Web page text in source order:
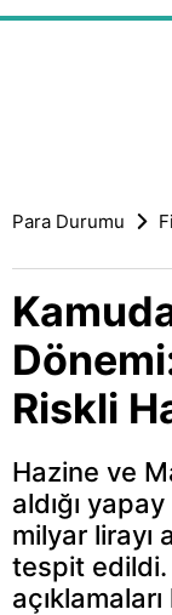
Para Durumu
Riskli
Hazine ve
aldığı
milyar lirayı
tespit edildi.